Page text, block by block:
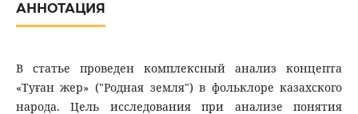
АННОТАЦИЯ
В статье проведен комплексный анализ концепта
«Туған жер» ("Родная земля") в фольклоре казахского
народа. Цель исследования при анализе понятия